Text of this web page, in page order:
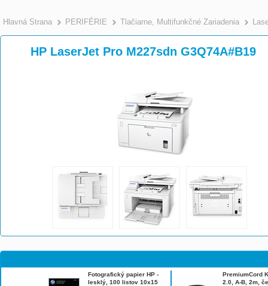
Hlavná Strana >
PERIFÉRIE >
Tlačiarne, Multifunkčné Zariadenia
HP LaserJet Pro M227sdn G3Q74A#B19
Fotografický papier HP -
lesklý, 100 listov 10x15
PremiumCord
2.0, A-B, 2m,